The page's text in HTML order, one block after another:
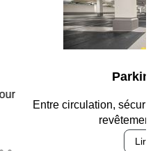
des accès, durabilité des